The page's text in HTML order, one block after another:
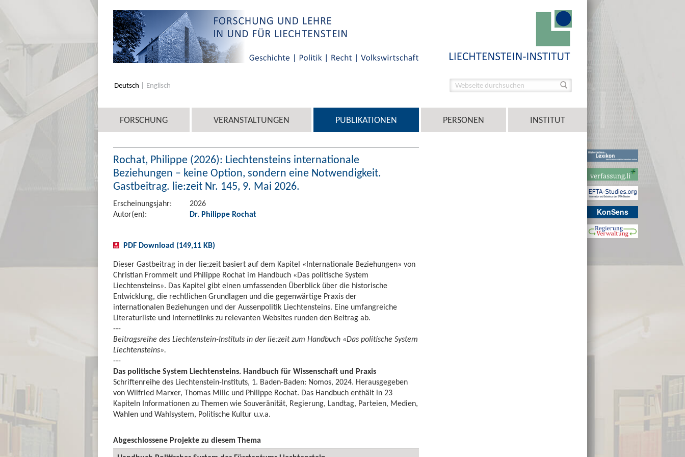
KonSens
Deutsch Englisch
FORSCHUNG VERANSTALTUNGEN PUBLIKATIONEN PERSONEN INSTITUT
Rochat, Philippe (2026): Liechtensteins internationale
Beziehungen – keine Option, sondern eine Notwendigkeit.
Gastbeitrag. lie:zeit Nr. 145, 9. Mai 2026.
Erscheinungsjahr:
2026
Autor(en):
Dr. Philippe Rochat
PDF Download (149,11 KB)
Dieser Gastbeitrag in der lie:zeit basiert auf dem Kapitel «Internationale Beziehungen» von
Christian Frommelt und Philippe Rochat im Handbuch «Das politische System
Liechtensteins». Das Kapitel gibt einen umfassenden Überblick über die historische
Entwicklung, die rechtlichen Grundlagen und die gegenwärtige Praxis der
internationalen Beziehungen und der Aussenpolitik Liechtensteins. Eine umfangreiche
Literaturliste und Internetlinks zu relevanten Websites runden den Beitrag ab.
---
Beitragsreihe des Liechtenstein-Instituts in der lie:zeit zum Handbuch «Das politische System
Liechtensteins».
---
Das politische System Liechtensteins. Handbuch für Wissenschaft und Praxis
Schriftenreihe des Liechtenstein-Instituts, 1. Baden-Baden: Nomos, 2024. Herausgegeben
von Wilfried Marxer, Thomas Milic und Philippe Rochat. Das Handbuch enthält in 23
Kapiteln Informationen zu Themen wie Souveränität, Regierung, Landtag, Parteien, Medien,
Wahlen und Wahlsystem, Politische Kultur u.v.a.
Abgeschlossene Projekte zu diesem Thema